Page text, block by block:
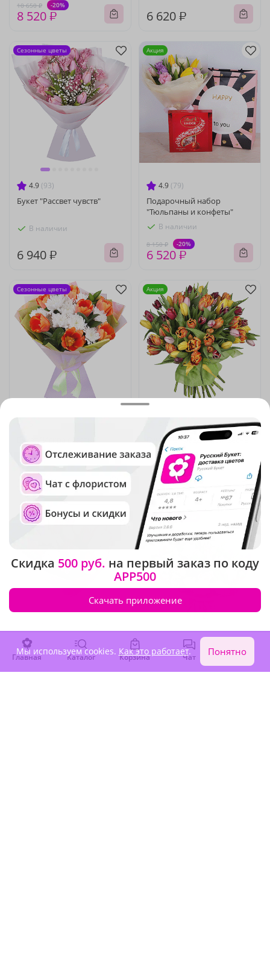
10 650 ₽ -20%
8 520 ₽ 6 620 ₽
4.9 (93)
Букет "Рассвет чувств"
В наличии
6 940 ₽
Сезонные цветы
4.9 (79)
Подарочный набор
"Тюльпаны и конфеты"
В наличии
8 150 ₽ -20%
6 520 ₽
Акция
В наличии
5 360 ₽
Сезонные цветы
(619)
Букет "С праздником весны"
В наличии
19 920 ₽ -10%
17 930 ₽
Акция
5(33) 4.9(66)
Букет "Расцветай "
Сезонные цветы
Главная Каталог Корзина Чат Войти
Скидка 500 руб. на первый заказ по коду
APP500
Скачать приложение
Мы используем cookies. Как это работает. Понятно